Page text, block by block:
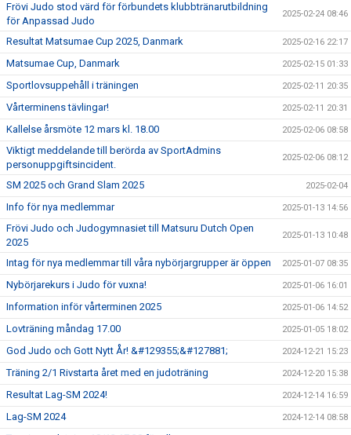
Frövi Judo stod värd för förbundets klubbtränarutbildning
för Anpassad Judo
2025-02-24 08:46
Resultat Matsumae Cup 2025, Danmark 2025-02-16 22:17
Matsumae Cup, Danmark 2025-02-15 01:33
Sportlovsuppehåll i träningen 2025-02-11 20:35
Vårterminens tävlingar! 2025-02-11 20:31
Kallelse årsmöte 12 mars kl. 18.00 2025-02-06 08:58
Viktigt meddelande till berörda av SportAdmins
personuppgiftsincident.
2025-02-06 08:12
SM 2025 och Grand Slam 2025 2025-02-04
Info för nya medlemmar 2025-01-13 14:56
Frövi Judo och Judogymnasiet till Matsuru Dutch Open
2025
2025-01-13 10:48
Intag för nya medlemmar till våra nybörjargrupper är öppen 2025-01-07 08:35
Nybörjarekurs i Judo för vuxna! 2025-01-06 16:01
Information inför vårterminen 2025 2025-01-06 14:52
Lovträning måndag 17.00 2025-01-05 18:02
God Judo och Gott Nytt År! &#129355;&#127881; 2024-12-21 15:23
Träning 2/1 Rivstarta året med en judoträning 2024-12-20 15:38
Resultat Lag-SM 2024! 2024-12-14 16:59
Lag-SM 2024 2024-12-14 08:58